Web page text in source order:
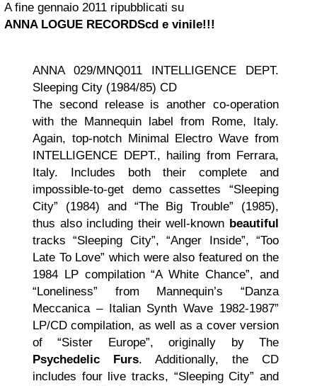
A fine gennaio 2011 ripubblicati su
ANNA LOGUE RECORDScd e vinile!!!
ANNA 029/MNQ011 INTELLIGENCE DEPT.
Sleeping City (1984/85) CD
The second release is another co-operation
with the Mannequin label from Rome, Italy.
Again, top-notch Minimal Electro Wave from
INTELLIGENCE DEPT., hailing from Ferrara,
Italy. Includes both their complete and
impossible-to-get demo cassettes “Sleeping
City” (1984) and “The Big Trouble” (1985),
thus also including their well-known beautiful
tracks “Sleeping City”, “Anger Inside”, “Too
Late To Love” which were also featured on the
1984 LP compilation “A White Chance”, and
“Loneliness” from Mannequin’s “Danza
Meccanica – Italian Synth Wave 1982-1987”
LP/CD compilation, as well as a cover version
of “Sister Europe”, originally by The
Psychedelic Furs. Additionally, the CD
includes four live tracks, “Sleeping City” and